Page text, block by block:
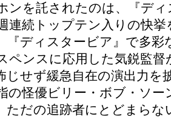
ンを託されたのは、『デ
連続トップテン入りの快挙
『ディスタービア』で多彩
ペンスに応用した気鋭監督
じせず緩急自在の演出力を
の怪優ビリー・ボブ・ソー
ただの追跡者にとどまらな